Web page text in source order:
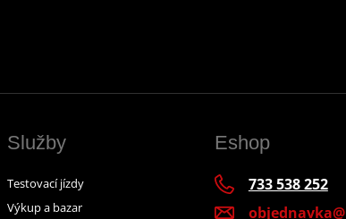
Služby
Testovací jízdy
Výkup a bazar
Eshop
733 538 252